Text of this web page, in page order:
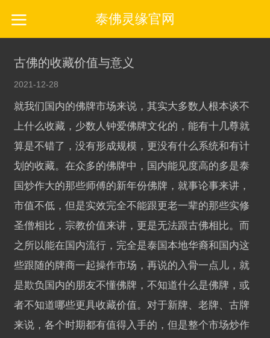
泰佛灵缘官网
古佛的收藏价值与意义
2021-12-28
就我们国内的佛牌市场来说，其实大多数人根本谈不
上什么收藏，少数人钟爱佛牌文化的，能有十几尊就
算是不错了，没有形成规模，更没有什么系统和有计
划的收藏。在众多的佛牌中，国内能见度高的多是泰
国炒作大的那些师傅的新年份佛牌，就事论事来讲，
市值不低，但是实效完全不能跟更老一辈的那些实修
圣僧相比，宗教价值来讲，更是无法跟古佛相比。而
之所以能在国内流行，完全是泰国本地华裔和国内这
些跟随的牌商一起操作市场，再说的入骨一点儿，就
是欺负国内的朋友不懂佛牌，不知道什么是佛牌，或
者不知道哪些更具收藏价值。对于新牌、老牌、古牌
来说，各个时期都有值得入手的，但是整个市场炒作